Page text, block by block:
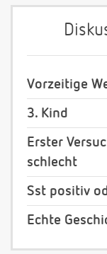
Vorzeitige
3. Kind
Erster
schlecht
Sst positiv
Echte